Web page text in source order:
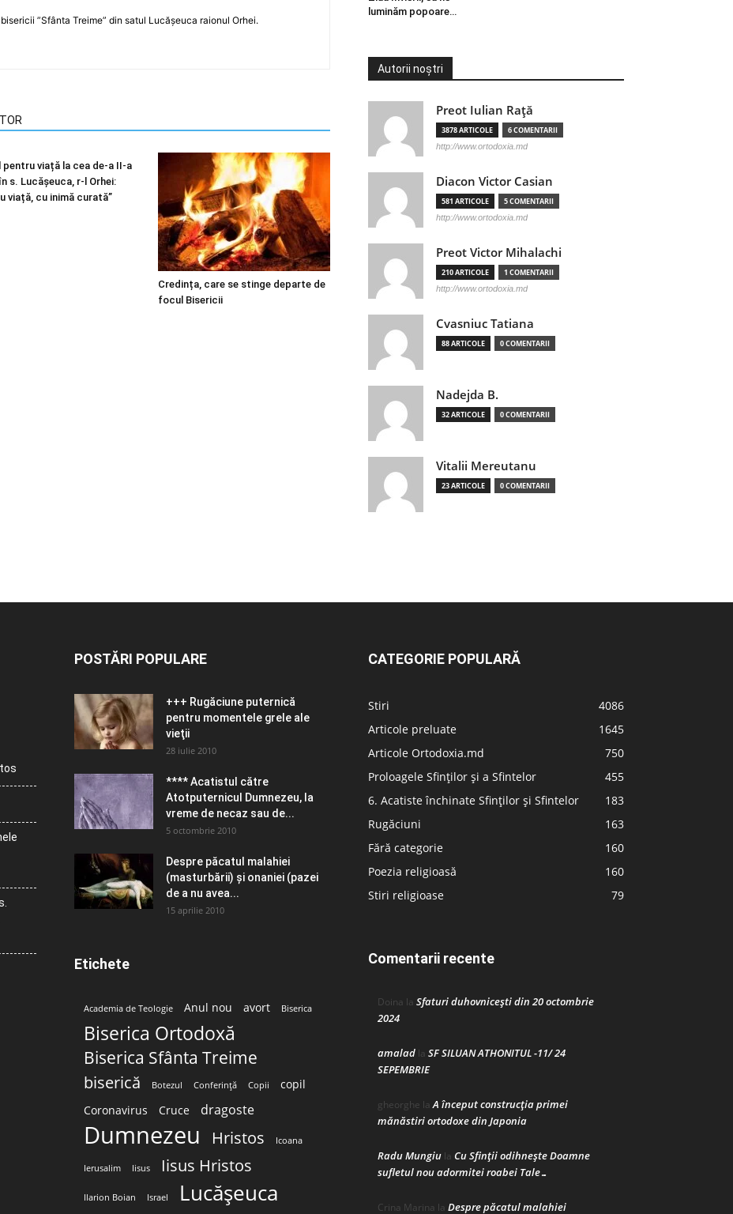
”Sfânta Treime” din satul Lucășeuca raionul Orhei.
pentru viață la cea de-a II-a
s. Lucășeuca, r-l Orhei:
viață, cu inimă curată”
Credința, care se stinge departe de
focul Bisericii
luminăm popoare…
Autorii noștri
Preot Iulian Raţă
3878 ARTICOLE 6 COMENTARII
http://www.ortodoxia.md
Diacon Victor Casian
581 ARTICOLE 5 COMENTARII
http://www.ortodoxia.md
Preot Victor Mihalachi
210 ARTICOLE 1 COMENTARII
http://www.ortodoxia.md
Cvasniuc Tatiana
88 ARTICOLE 0 COMENTARII
Nadejda B.
32 ARTICOLE 0 COMENTARII
Vitalii Mereutanu
23 ARTICOLE 0 COMENTARII
POSTĂRI POPULARE
+++ Rugăciune puternică
pentru momentele grele ale
vieţii
28 iulie 2010
**** Acatistul către
Atotputernicul Dumnezeu, la
vreme de necaz sau de...
5 octombrie 2010
Despre păcatul malahiei
(masturbării) şi onaniei (pazei
de a nu avea...
15 aprilie 2010
Etichete
Academia de Teologie Anul nou avort Biserica
Biserica Ortodoxă
Biserica Sfânta Treime
biserică Botezul Conferință Copii
copil
Coronavirus
Cruce dragoste
Dumnezeu Hristos Icoana
Ierusalim Iisus Iisus Hristos
Ilarion Boian Israel Lucășeuca
CATEGORIE POPULARĂ
Stiri
4086
Articole preluate
1645
Articole Ortodoxia.md
750
Proloagele Sfinților și a Sfintelor
455
6. Acatiste închinate Sfinților și Sfintelor
183
Rugăciuni
163
Fără categorie
160
Poezia religioasă
160
Stiri religioase
79
Comentarii recente
Doina la Sfaturi duhovnicești din 20 octombrie
2024
amalad la SF SILUAN ATHONITUL -11/ 24
SEPEMBRIE
gheorghe laA început construcţia primei
mănăstiri ortodoxe din Japonia
Radu Mungiu la Cu Sfinții odihnește Doamne
sufletul nou adormitei roabei Tale…
Crina Marina la Despre păcatul malahiei